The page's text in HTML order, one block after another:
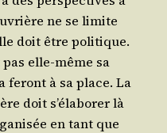
ne se limite
doit être poli­tique.
elle-même sa
feront à sa place. La
doit s’élaborer là
en tant que